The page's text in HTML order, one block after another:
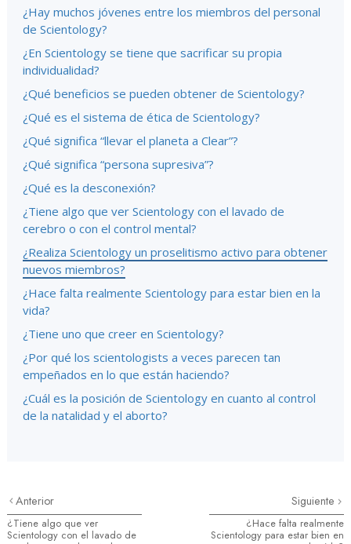
¿Hay muchos jóvenes entre los miembros del personal
de Scientology?
¿En Scientology se tiene que sacrificar su propia
individualidad?
¿Qué beneficios se pueden obtener de Scientology?
¿Qué es el sistema de ética de Scientology?
¿Qué significa “llevar el planeta a Clear”?
¿Qué significa “persona supresiva”?
¿Qué es la desconexión?
¿Tiene algo que ver Scientology con el lavado de
cerebro o con el control mental?
¿Realiza Scientology un proselitismo activo para obtener
nuevos miembros?
¿Hace falta realmente Scientology para estar bien en la
vida?
¿Tiene uno que creer en Scientology?
¿Por qué los scientologists a veces parecen tan
empeñados en lo que están haciendo?
¿Cuál es la posición de Scientology en cuanto al control
de la natalidad y el aborto?
Anterior
¿Tiene algo que ver
Scientology con el lavado de
Siguiente
¿Hace falta realmente
Scientology para estar bien en